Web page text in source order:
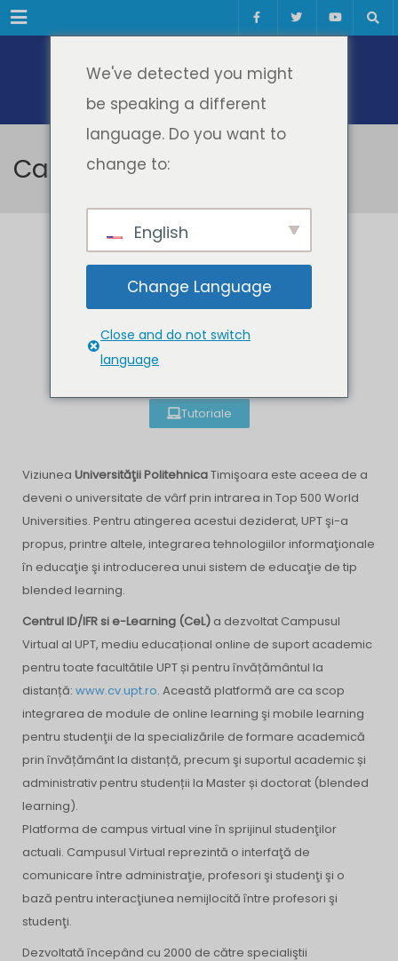
Meniul
Campus Virtual
Tutoriale
Viziunea Universităţii PolitehnicaTimişoara este aceea de a
deveni o universitate de vârf prin intrarea in Top 500 World
Universities. Pentru atingerea acestui deziderat, UPT şi-a
propus, printre altele, integrarea tehnologiilor informaţionale
în educaţie şi introducerea unui sistem de educaţie de tip
blended learning.
Centrul ID/IFR si e-Learning (CeL) a dezvoltat Campusul
Virtual al UPT, mediu educațional online de suport academic
pentru toate facultătile UPT și pentru învățământul la
distanță: www.cv.upt.ro. Această platformă are ca scop
integrarea de module de online learning şi mobile learning
pentru studenţii de la specializările de formare academică
prin învățământ la distanță, precum şi suportul academic și
administrativ pentru studenții la Master și doctorat (blended
learning).
Platforma de campus virtual vine în sprijinul studenţilor
actuali. Campusul Virtual reprezintă o interfaţă de
comunicare între administraţie, profesori şi studenţi şi o
bază pentru interacţiunea nemijlocită între profesori şi
studenţi.
Dezvoltată începând cu 2000 de către specialiştii
We've detected you might
be speaking a different
language. Do you want to
change to:
English
Change Language
Close and do not switch
language